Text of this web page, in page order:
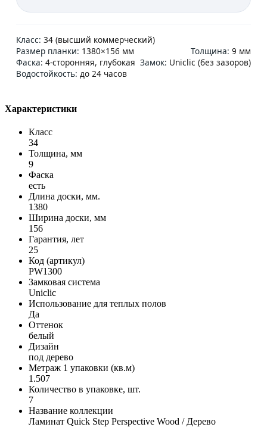
Класс: 34 (высший коммерческий)
Размер планки: 1380×156 мм Толщина: 9 мм
Фаска: 4-сторонняя, глубокая Замок: Uniclic (без зазоров)
Водостойкость: до 24 часов
Характеристики
Класс
34
Толщина, мм
9
Фаска
есть
Длина доски, мм.
1380
Ширина доски, мм
156
Гарантия, лет
25
Код (артикул)
PW1300
Замковая система
Uniclic
Использование для теплых полов
Да
Оттенок
белый
Дизайн
под дерево
Метраж 1 упаковки (кв.м)
1.507
Количество в упаковке, шт.
7
Название коллекции
Ламинат Quick Step Perspective Wood / Дерево